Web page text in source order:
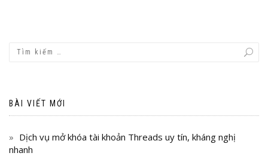
BÀI VIẾT MỚI
Dịch vụ mở khóa tài khoản Threads uy tín, kháng nghị
nhanh